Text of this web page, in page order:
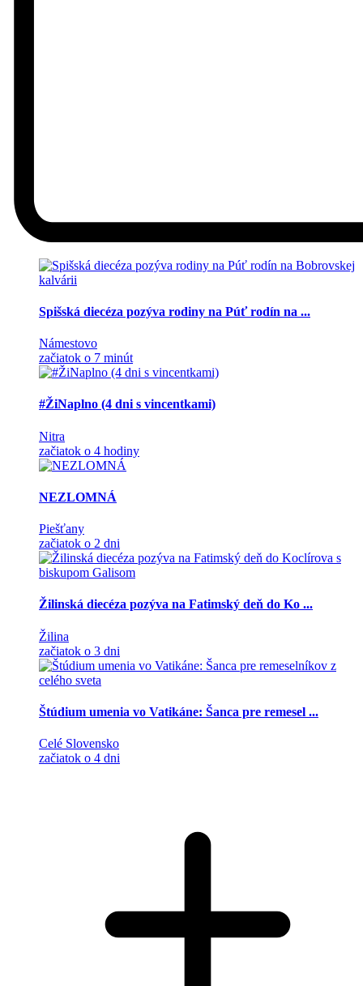
Spišská diecéza pozýva rodiny na Púť rodín na ...
Námestovo
začiatok o 7 minút
#ŽiNaplno (4 dni s vincentkami)
Nitra
začiatok o 4 hodiny
NEZLOMNÁ
Piešťany
začiatok o 2 dni
Žilinská diecéza pozýva na Fatimský deň do Ko ...
Žilina
začiatok o 3 dni
Štúdium umenia vo Vatikáne: Šanca pre remesel ...
Celé Slovensko
začiatok o 4 dni